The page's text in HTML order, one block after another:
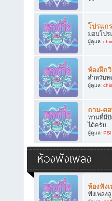
โปรแก
มอบโปร
ผู้ดูแล:
ห้องฝึก
สำหรับท
ผู้ดูแล:
ถาม-ต
ท่านที่มีปั
ได้ครับ
ผู้ดูแล: PSI
ห้องฟังเพลง
ห้องฟัง
ฟังเพลง